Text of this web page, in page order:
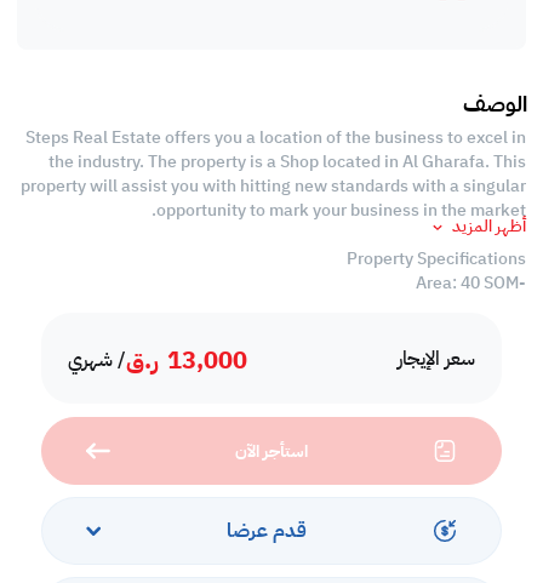
سعر الإيجار 13,000 ر.ق/ شهري
استأجر الآن
قدم عرضا
الوصف
Steps Real Estate offers you a location of the business to excel in
the industry. The property is a Shop located in Al Gharafa. This
property will assist you with hitting new standards with a singular
opportunity to mark your business in the market.
Property Specifications
-Area: 40 SQM
Services and Amenities
أظهر المزيد